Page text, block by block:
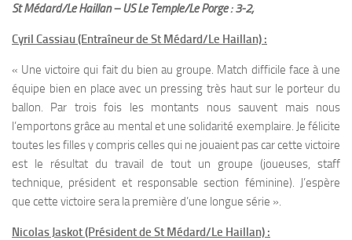
St Médard/Le Haillan – US Le Temple/Le Porge : 3-2;
Cyril Cassiau (Entraîneur de St Médard/Le Haillan) :
« Une victoire qui fait du bien au groupe. Match difficile face à une
équipe bien en place avec un pressing très haut sur le porteur du
ballon. Par trois fois les montants nous sauvent mais nous
l’emportons grâce au mental et une solidarité exemplaire. Je félicite
toutes les filles y compris celles qui ne jouaient pas car cette victoire
est le résultat du travail de tout un groupe (joueuses, staff
technique, président et responsable section féminine). J’espère
que cette victoire sera la première d’une longue série ».
Nicolas Jaskot (Président de St Médard/Le Haillan) :